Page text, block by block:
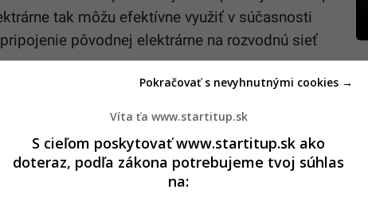
tak môžu efektívne využiť v súčasnosti
pôvodnej elektrárne na rozvodnú sieť
obrovský sarkofág na ochranu krajiny pred
únikom radiácie. Avšak vysoká úroveň
Víta ťa www.startitup.sk
S cieľom poskytovať www.startitup.sk ako
doteraz, podľa zákona potrebujeme tvoj súhlas
na:
Pokračovať s nevyhnutnými cookies →